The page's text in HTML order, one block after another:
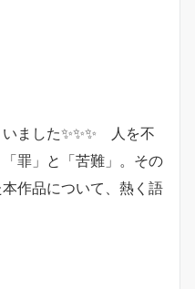
ました✨✨✨ 人を不
罪」と「苦難」。その
作品について、熱く語